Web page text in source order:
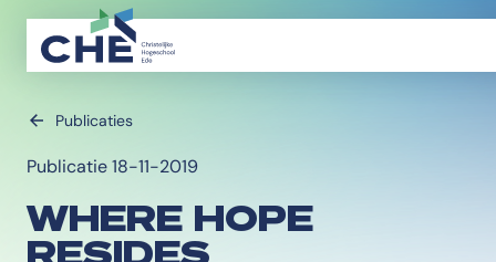
Publicaties
Publicatie 18-11-2019
WHERE HOPE
RESIDES